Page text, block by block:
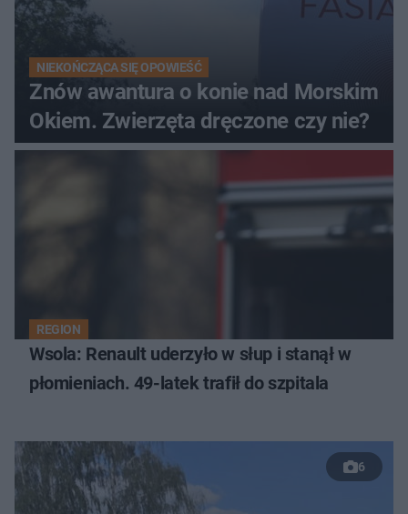
NIEKOŃCZĄCA SIĘ OPOWIEŚĆ
Znów awantura o konie nad Morskim
Okiem. Zwierzęta dręczone czy nie?
REGION
Wsola: Renault uderzyło w słup i stanął w
płomieniach. 49-latek trafił do szpitala
6